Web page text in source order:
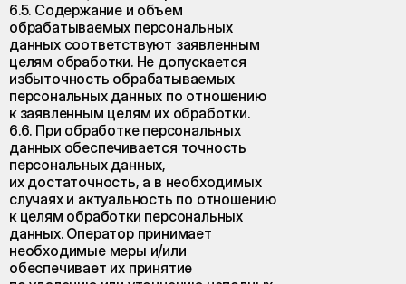
6.5. Содержание и объем
обрабатываемых персональных
данных соответствуют заявленным
целям обработки. Не допускается
избыточность обрабатываемых
персональных данных по отношению
к заявленным целям их обработки.
6.6. При обработке персональных
данных обеспечивается точность
персональных данных,
их достаточность, а в необходимых
случаях и актуальность по отношению
к целям обработки персональных
данных. Оператор принимает
необходимые меры и/или
обеспечивает их принятие